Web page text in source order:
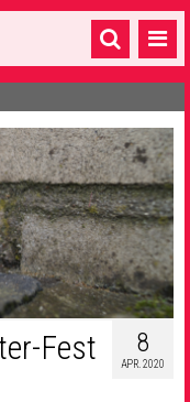
8
APR. 2020
Fest